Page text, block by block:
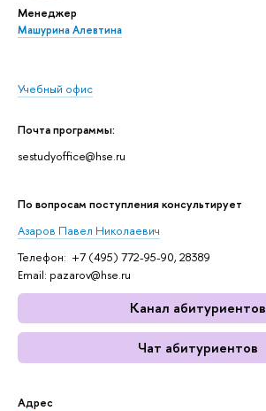
Менеджер
Машурина Алевтина
Учебный офис
Почта программы:
sestudyoffice@hse.ru
По вопросам поступления консультирует
Азаров Павел Николаевич
Телефон: +7 (495) 772-95-90, 28389
Email: pazarov@hse.ru
Канал абитуриентов
Чат абитуриентов
Адрес